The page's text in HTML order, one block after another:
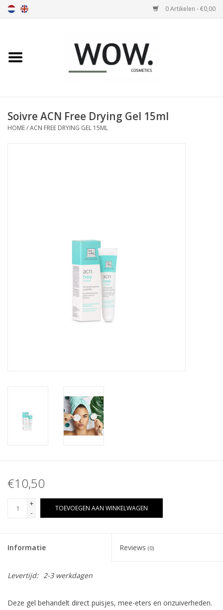
0 Artikelen - €0,00
Olivia
Soivre ACN Free Drying Gel 15ml
HOME/ACN FREE DRYING GEL 15ML
€10,50
+
-
TOEVOEGEN AAN WINKELWAGEN
Informatie Reviews (0)
Levertijd: 2-3 werkdagen
Deze gel behandelt direct puisjes, mee-eters en onzuiverheden.